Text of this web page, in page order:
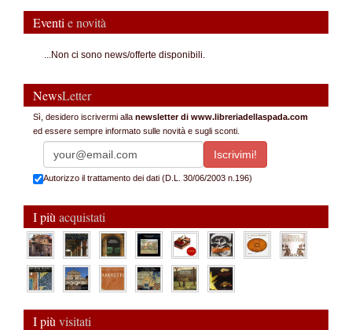
Eventi e novità
...Non ci sono news/offerte disponibili.
NewsLetter
Sì, desidero iscrivermi alla newsletter di www.libreriadellaspada.com
ed essere sempre informato sulle novità e sugli sconti.
Autorizzo il trattamento dei dati (D.L. 30/06/2003 n.196)
I più acquistati
I più visitati